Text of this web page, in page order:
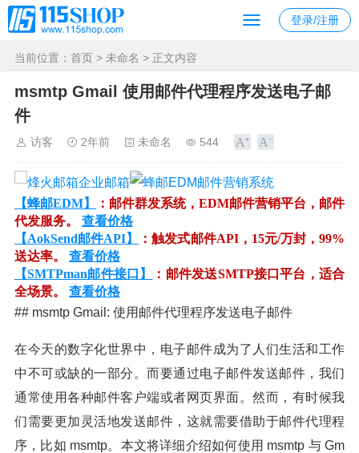
登录/注册
当前位置： 首页 > 未命名 > 正文内容
msmtp Gmail 使用邮件代理程序发送电子邮
件
访客 2年前 未命名 544
【蜂邮EDM】
：邮件群发系统，EDM邮件营销平台，邮件
代发服务。 查看价格
【AokSend邮件API】
：触发式邮件API，15元/万封，99%
送达率。 查看价格
【SMTPman邮件接口】
：邮件发送SMTP接口平台，适合
全场景。 查看价格
## msmtp Gmail: 使用邮件代理程序发送电子邮件
在今天的数字化世界中，电子邮件成为了人们生活和工作
中不可或缺的一部分。而要通过电子邮件发送邮件，我们
通常使用各种邮件客户端或者网页界面。然而，有时候我
们需要更加灵活地发送邮件，这就需要借助于邮件代理程
序，比如 msmtp。本文将详细介绍如何使用 msmtp 与 Gm